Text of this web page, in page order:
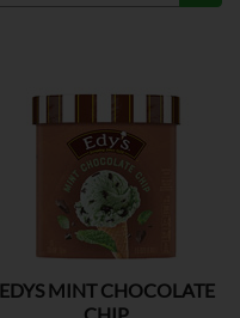
EDYS MINT CHOCOLATE